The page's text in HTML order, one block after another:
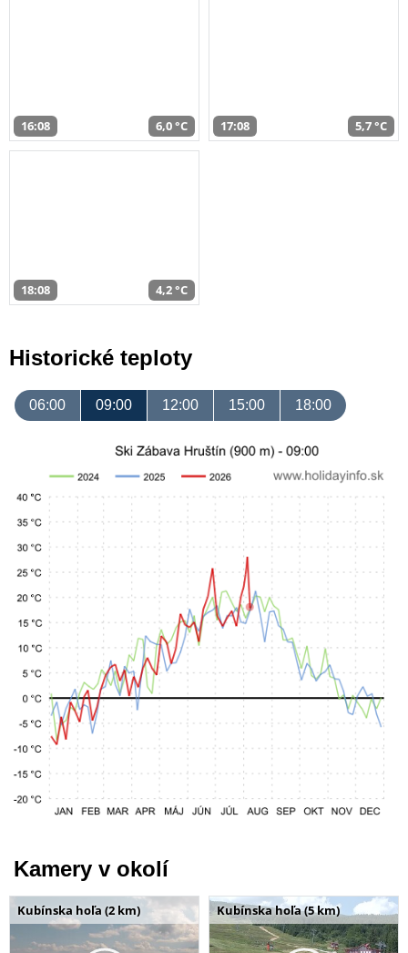
16:08 6,0 °C 17:08 5,7 °C
18:08 4,2 °C
Historické teploty
06:00 09:00 12:00 15:00 18:00
Kamery v okolí
Kubínska hoľa (2 km) Kubínska hoľa (5 km)